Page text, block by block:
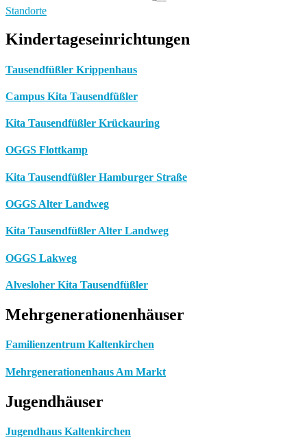
Standorte
Kindertageseinrichtungen
Tausendfüßler Krippenhaus
Campus Kita Tausendfüßler
Kita Tausendfüßler Krückauring
OGGS Flottkamp
Kita Tausendfüßler Hamburger Straße
OGGS Alter Landweg
Kita Tausendfüßler Alter Landweg
OGGS Lakweg
Alvesloher Kita Tausendfüßler
Mehrgenerationenhäuser
Familienzentrum Kaltenkirchen
Mehrgenerationenhaus Am Markt
Jugendhäuser
Jugendhaus Kaltenkirchen